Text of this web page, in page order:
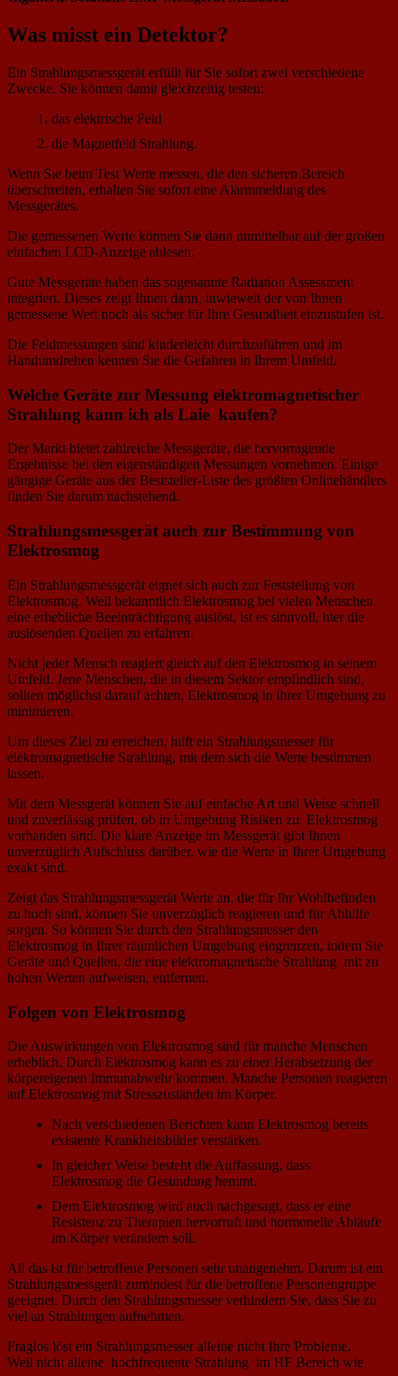
Was misst ein Detektor?
Ein Strahlungsmessgerät erfüllt für Sie sofort zwei verschiedene
Zwecke. Sie können damit gleichzeitig testen:
das elektrische Feld
die Magnetfeld Strahlung.
Wenn Sie beim Test Werte messen, die den sicheren Bereich
überschreiten, erhalten Sie sofort eine Alarmmeldung des
Messgerätes.
Die gemessenen Werte können Sie dann unmittelbar auf der großen
einfachen LCD-Anzeige ablesen.
Gute Messgeräte haben das sogenannte Radiation Assessment
integriert. Dieses zeigt Ihnen dann, inwieweit der von Ihnen
gemessene Wert noch als sicher für Ihre Gesundheit einzustufen ist.
Die Feldmessungen sind kinderleicht durchzuführen und im
Handumdrehen kennen Sie die Gefahren in Ihrem Umfeld.
Welche Geräte zur Messung elektromagnetischer
Strahlung kann ich als Laie kaufen?
Der Markt bietet zahlreiche Messgeräte, die hervorragende
Ergebnisse bei den eigenständigen Messungen vornehmen. Einige
gängige Geräte aus der Beststeller-Liste des größten Onlinehändlers
finden Sie darum nachstehend.
Strahlungsmessgerät auch zur Bestimmung von
Elektrosmog
Ein Strahlungsmessgerät eignet sich auch zur Feststellung von
Elektrosmog. Weil bekanntlich Elektrosmog bei vielen Menschen
eine erhebliche Beeinträchtigung auslöst, ist es sinnvoll, hier die
auslösenden Quellen zu erfahren.
Nicht jeder Mensch reagiert gleich auf den Elektrosmog in seinem
Umfeld. Jene Menschen, die in diesem Sektor empfindlich sind,
sollten möglichst darauf achten, Elektrosmog in ihrer Umgebung zu
minimieren.
Um dieses Ziel zu erreichen, hilft ein Strahlungsmesser für
elektromagnetische Strahlung, mit dem sich die Werte bestimmen
lassen.
Mit dem Messgerät können Sie auf einfache Art und Weise schnell
und zuverlässig prüfen, ob in Umgebung Risiken zu Elektrosmog
vorhanden sind. Die klare Anzeige im Messgerät gibt Ihnen
unverzüglich Aufschluss darüber, wie die Werte in Ihrer Umgebung
exakt sind.
Zeigt das Strahlungsmessgerät Werte an, die für Ihr Wohlbefinden
zu hoch sind, können Sie unverzüglich reagieren und für Abhilfe
sorgen. So können Sie durch den Strahlungsmesser den
Elektrosmog in Ihrer räumlichen Umgebung eingrenzen, indem Sie
Geräte und Quellen, die eine elektromagnetische Strahlung mit zu
hohen Werten aufweisen, entfernen.
Folgen von Elektrosmog
Die Auswirkungen von Elektrosmog sind für manche Menschen
erheblich. Durch Elektrosmog kann es zu einer Herabsetzung der
körpereigenen Immunabwehr kommen. Manche Personen reagieren
auf Elektrosmog mit Stresszuständen im Körper.
Nach verschiedenen Berichten kann Elektrosmog bereits
existente Krankheitsbilder verstärken.
In gleicher Weise besteht die Auffassung, dass
Elektrosmog die Gesundung hemmt.
Dem Elektrosmog wird auch nachgesagt, dass er eine
Resistenz zu Therapien hervorruft und hormonelle Abläufe
im Körper verändern soll.
All das ist für betroffene Personen sehr unangenehm. Darum ist ein
Strahlungsmessgerät zumindest für die betroffene Personengruppe
geeignet. Durch den Strahlungsmesser verhindern Sie, dass Sie zu
viel an Strahlungen aufnehmen.
Fraglos löst ein Strahlungsmesser alleine nicht Ihre Probleme.
Weil nicht alleine hochfrequente Strahlung im HF Bereich wie